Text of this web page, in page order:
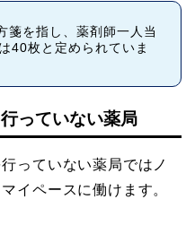
箋を指し、薬剤師一人当
40枚と定められていま
っていない薬局
っていない薬局ではノ
イペースに働けます。